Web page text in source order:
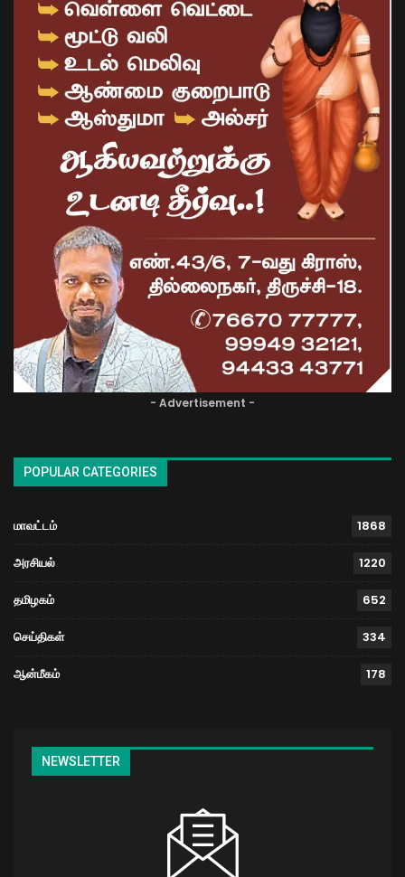
- Advertisement -
POPULAR CATEGORIES
மாவட்டம் 1868
அரசியல் 1220
தமிழகம் 652
செய்திகள் 334
ஆன்மீகம் 178
NEWSLETTER